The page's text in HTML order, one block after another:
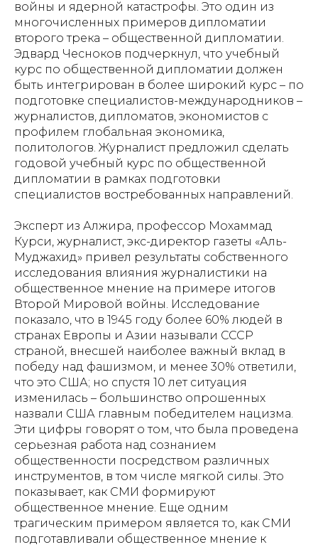
войны и ядерной катастрофы. Это один из
многочисленных примеров дипломатии
второго трека – общественной дипломатии.
Эдвард Чесноков подчеркнул, что учебный
курс по общественной дипломатии должен
быть интегрирован в более широкий курс – по
подготовке специалистов-международников –
журналистов, дипломатов, экономистов с
профилем глобальная экономика,
политологов. Журналист предложил сделать
годовой учебный курс по общественной
дипломатии в рамках подготовки
специалистов востребованных направлений.
Эксперт из Алжира, профессор Мохаммад
Курси, журналист, экс-директор газеты «Аль-
Муджахид» привел результаты собственного
исследования влияния журналистики на
общественное мнение на примере итогов
Второй Мировой войны. Исследование
показало, что в 1945 году более 60% людей в
странах Европы и Азии называли СССР
страной, внесшей наиболее важный вклад в
победу над фашизмом, и менее 30% ответили,
что это США; но спустя 10 лет ситуация
изменилась – большинство опрошенных
назвали США главным победителем нацизма.
Эти цифры говорят о том, что была проведена
серьезная работа над сознанием
общественности посредством различных
инструментов, в том числе мягкой силы. Это
показывает, как СМИ формируют
общественное мнение. Еще одним
трагическим примером является то, как СМИ
подготавливали общественное мнение к